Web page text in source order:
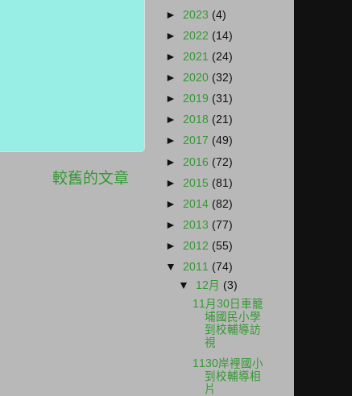
較舊的文章
► 2023 (4)
► 2022 (14)
► 2021 (24)
► 2020 (32)
► 2019 (31)
► 2018 (21)
► 2017 (49)
► 2016 (72)
► 2015 (81)
► 2014 (82)
► 2013 (77)
► 2012 (55)
▼ 2011 (74)
▼ 12月 (3)
11月30日車籠
埔國民小學
到校輔導訪
視
1130岸裡國小
到校輔導相
片